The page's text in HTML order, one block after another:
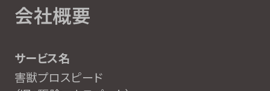
会社概要
サービス名
害獣プロスピード